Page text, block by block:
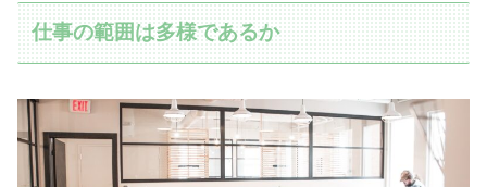
仕事の範囲は多様であるか